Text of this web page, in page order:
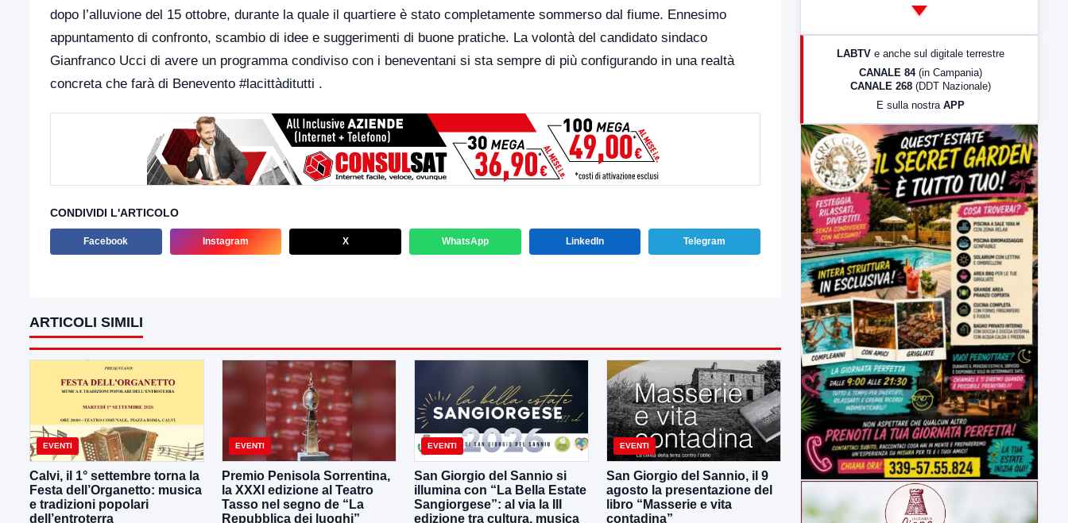
dopo l’alluvione del 15 ottobre, durante la quale il quartiere è stato completamente sommerso dal fiume. Ennesimo
appuntamento di confronto, scambio di idee e suggerimenti di buone pratiche. La volontà del candidato sindaco
Gianfranco Ucci di avere un programma condiviso con i beneventani si sta sempre di più configurando in una realtà
concreta che farà di Benevento #lacittàditutti .
CONDIVIDI L'ARTICOLO
Facebook Instagram X WhatsApp LinkedIn Telegram
ARTICOLI SIMILI
EVENTI
Calvi, il 1° settembre torna la
Festa dell’Organetto: musica
e tradizioni popolari
dell’entroterra
EVENTI
Premio Penisola Sorrentina,
la XXXI edizione al Teatro
Tasso nel segno de “La
Repubblica dei luoghi”
EVENTI
San Giorgio del Sannio si
illumina con “La Bella Estate
Sangiorgese”: al via la III
edizione tra cultura, musica
EVENTI
San Giorgio del Sannio, il 9
agosto la presentazione del
libro “Masserie e vita
contadina”
LabNews (Diretta)
23:00 LabNews (replica)
LABTV e anche sul digitale terrestre
CANALE 84 (in Campania)
CANALE 268 (DDT Nazionale)
E sulla nostra APP